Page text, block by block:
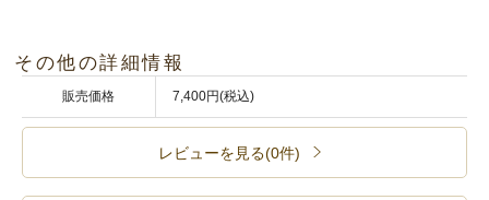
その他の詳細情報
販売価格 7,400円(税込)
レビューを見る(0件)